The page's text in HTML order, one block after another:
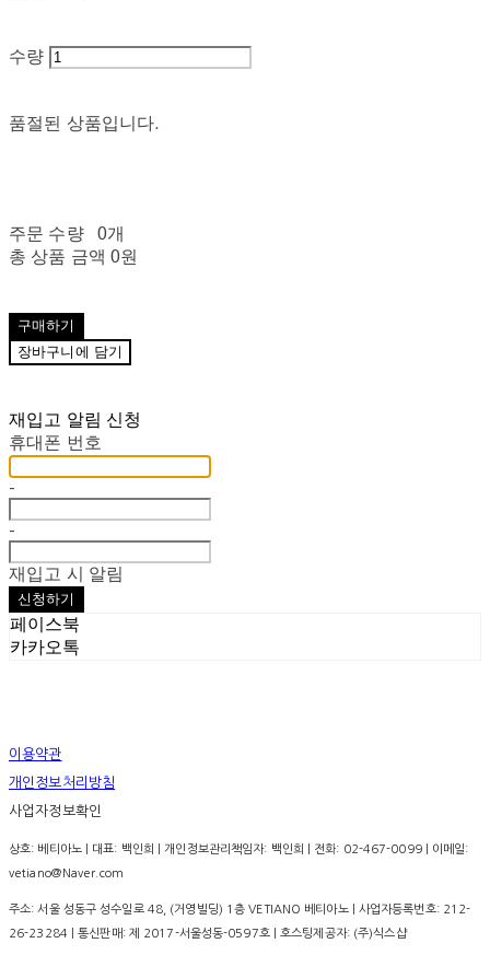
수량
품절된 상품입니다.
주문 수량
0개
총 상품 금액 0원
구매하기
장바구니에 담기
재입고 알림 신청
휴대폰 번호
-
-
재입고 시 알림
신청하기
페이스북
카카오톡
이용약관
개인정보처리방침
사업자정보확인
상호: 베티아노 | 대표: 백인희 | 개인정보관리책임자: 백인희 | 전화: 02-467-0099 | 이메일:
vetiano@Naver.com
주소: 서울 성동구 성수일로 48, (거영빌딩) 1층 VETIANO 베티아노 | 사업자등록번호: 212-
26-23284 | 통신판매: 제 2017-서울성동-0597호| 호스팅제공자: (주)식스샵